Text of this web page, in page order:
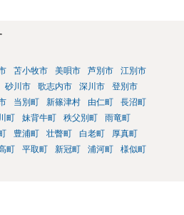
苫小牧市 美唄市 芦別市
江別市
砂川市 歌志内市 深川市
登別市
当別町 新篠津村 由仁町
長沼町
町 妹背牛町 秩父別町
雨竜町
豊浦町 壮瞥町 白老町
厚真町
町 平取町 新冠町 浦河町
様似町